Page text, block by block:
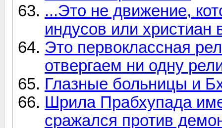
...Это не движение,
индусов или христиан
Это первоклассная
отвергаем ни одну
Глазные больницы и
Шрила Прабхупада
сражался против